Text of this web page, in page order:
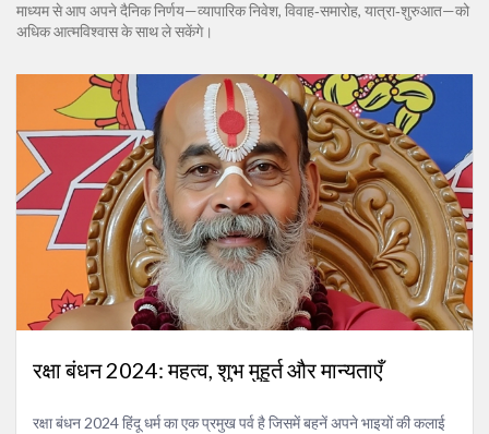
माध्यम से आप अपने दैनिक निर्णय—व्यापारिक निवेश, विवाह‑समारोह, यात्रा‑शुरुआत—को
अधिक आत्मविश्वास के साथ ले सकेंगे।
रक्षा बंधन 2024: महत्व, शुभ मुहूर्त और मान्यताएँ
रक्षा बंधन 2024 हिंदू धर्म का एक प्रमुख पर्व है जिसमें बहनें अपने भाइयों की कलाई